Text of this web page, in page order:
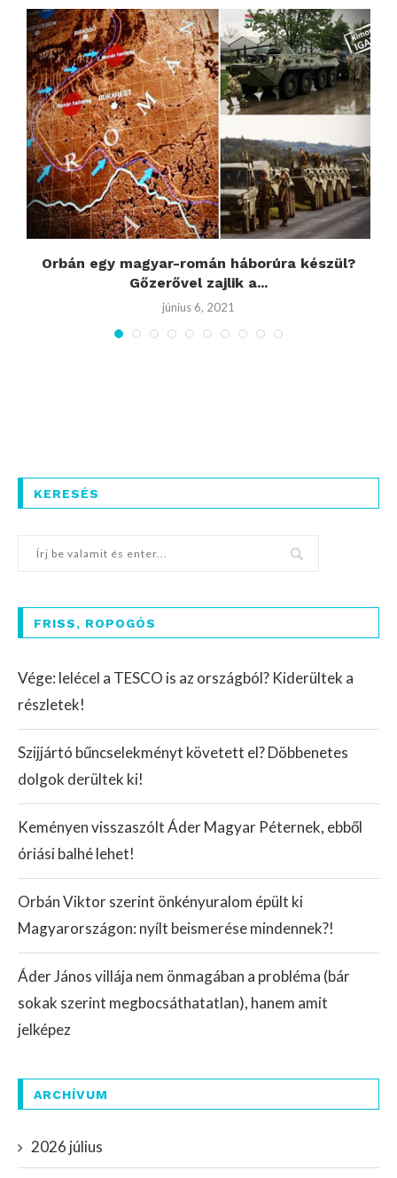
Orbán egy magyar-román háborúra készül?
Gőzerővel zajlik a...
június 6, 2021
KERESÉS
FRISS, ROPOGÓS
Vége: lelécel a TESCO is az országból? Kiderültek a
részletek!
Szijjártó bűncselekményt követett el? Döbbenetes
dolgok derültek ki!
Keményen visszaszólt Áder Magyar Péternek, ebből
óriási balhé lehet!
Orbán Viktor szerint önkényuralom épült ki
Magyarországon: nyílt beismerése mindennek?!
Áder János villája nem önmagában a probléma (bár
sokak szerint megbocsáthatatlan), hanem amit
jelképez
ARCHÍVUM
2026 július